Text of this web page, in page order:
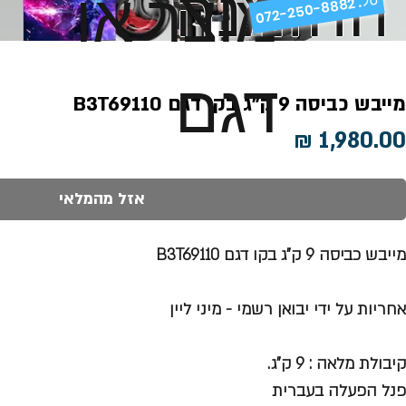
מוצר או
דגם
מייבש כביסה 9 ק"ג בקו דגם B3T69110
מחיר
אזל מהמלאי
מייבש כביסה 9 ק"ג בקו דגם B3T69110
אחריות על ידי יבואן רשמי - מיני ליין
קיבולת מלאה : 9 ק"ג.
פנל הפעלה בעברית
072-250-8882 .